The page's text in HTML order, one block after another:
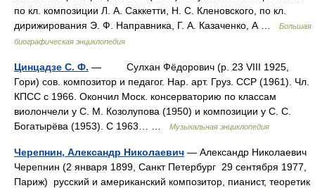
по кл. композиции Л. А. Саккетти, Н. С. Кленовского, по кл.
дирижирования Э. Ф. Направника, Г. А. Казаченко, А …
Большая
биографическая энциклопедия
Цинцадзе С. Ф. — Сулхан Фёдорович (р. 23 VIII 1925,
Гори) сов. композитор и педагог. Нар. арт. Груз. ССР (1961). Чл.
КПСС с 1966. Окончил Моск. консерваторию по классам
виолончели у С. М. Козолупова (1950) и композиции у С. С.
Богатырёва (1953). С 1963… …
Музыкальная энциклопедия
Черепнин, Александр Николаевич — Александр Николаевич
Черепнин (2 января 1899, Санкт Петербург 29 сентября 1977,
Париж) русский и американский композитор, пианист, теоретик